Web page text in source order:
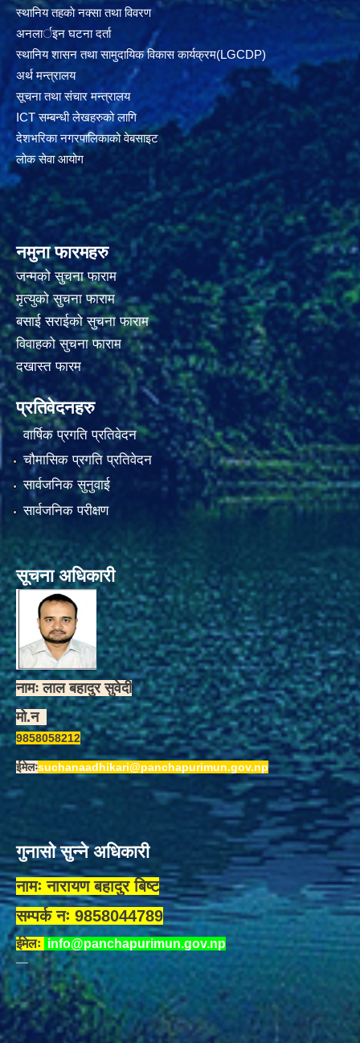
स्थानिय तहकाे नक्सा तथा विवरण
अनलार्इन घटना दर्ता
स्थानिय शासन तथा सामुदायिक विकास कार्यक्रम(LGCDP)
अर्थ मन्त्रालय
सूचना तथा संचार मन्त्रालय
ICT सम्बन्धी लेखहरुको लागि
देशभरिका नगरपालिकाको वेबसाइट
लोक सेवा आयोग
नमुना फारमहरु
जन्मको सुचना फाराम
मृत्युको सुचना फाराम
बसाई सराईको सुचना फाराम
विवाहको सुचना फाराम
दखास्त फारम
प्रतिवेदनहरु
वार्षिक प्रगति प्रतिवेदन
चौमासिक प्रगति प्रतिवेदन
सार्वजनिक सुनुवाई
सार्वजनिक परीक्षण
सूचना अधिकारी
नामः लाल बहादुर सुवेदी
मो.न
9858058212
ईमेलःsuchanaadhikari@panchapurimun.gov.np
गुनासो सुन्ने अधिकारी
नामः नारायण बहादुर बिष्ट
सम्पर्क नः 9858044789
ईमेलः info@panchapurimun.gov.np